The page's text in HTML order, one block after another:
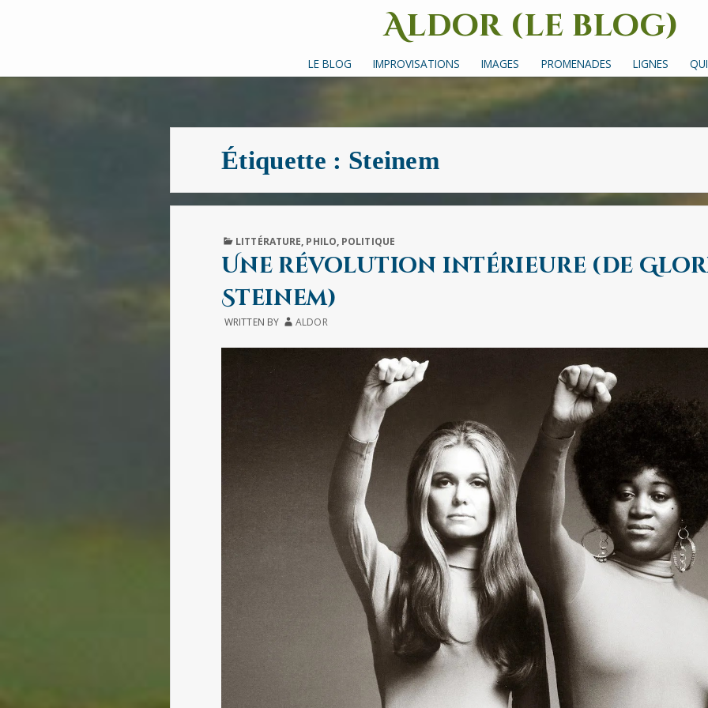
Aldor (le blog)
Un site avec des mots, des images et des sons
LE BLOG IMPROVISATIONS IMAGES PROMENADES LIGNES
Étiquette : Steinem
PUBLISHED
LITTÉRATURE, PHILO, POLITIQUE
Une révolution intérieure (de
Steinem)
WRITTEN BY ALDOR